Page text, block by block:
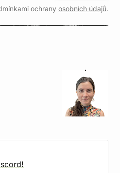
ochrany osobních údajů.